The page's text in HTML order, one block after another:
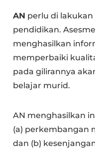
AN perlu di
pendidikan.
menghasilkan
memperbaiki
pada gilirannya
belajar murid.
AN menghasilkan
(a) perkembangan
dan (b)